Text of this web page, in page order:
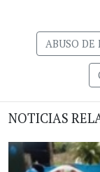
ABUSO DE
NOTICIAS